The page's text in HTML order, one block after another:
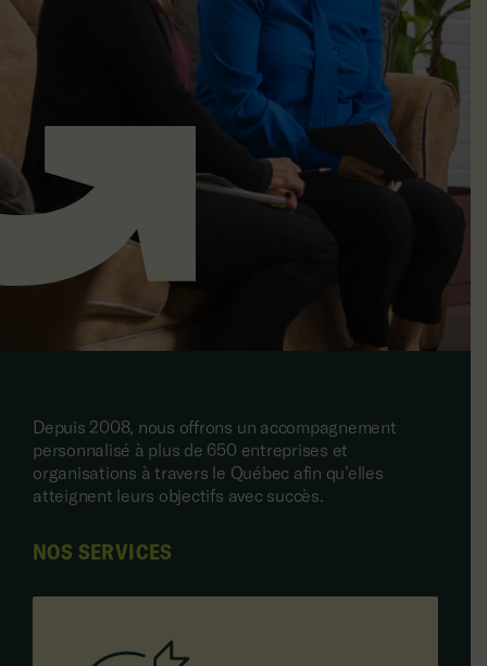
Depuis 2008, nous offrons un accompagnement
personnalisé à plus de 650 entreprises et
organisations à travers le Québec afin qu’elles
atteignent leurs objectifs avec succès.
NOS SERVICES